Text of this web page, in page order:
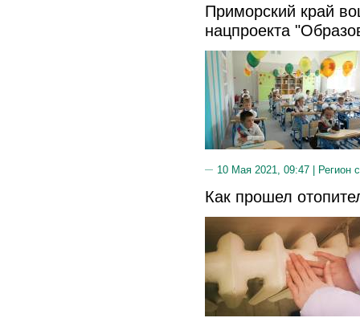
Приморский край
нацпроекта
10 Мая 2021, 09:47 | Регион
Как прошел